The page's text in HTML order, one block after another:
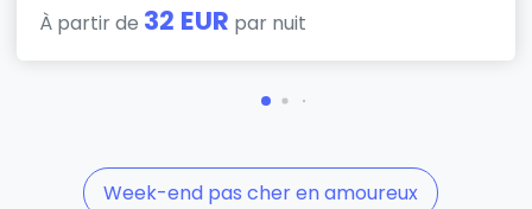
À partir de 32 EUR par nuit
Week-end pas cher en amoureux